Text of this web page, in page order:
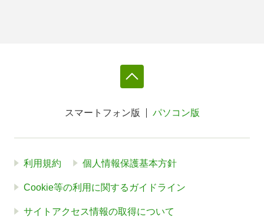
スマートフォン版 パソコン版
利用規約 個人情報保護基本方針
Cookie等の利用に関するガイドライン
サイトアクセス情報の取得について